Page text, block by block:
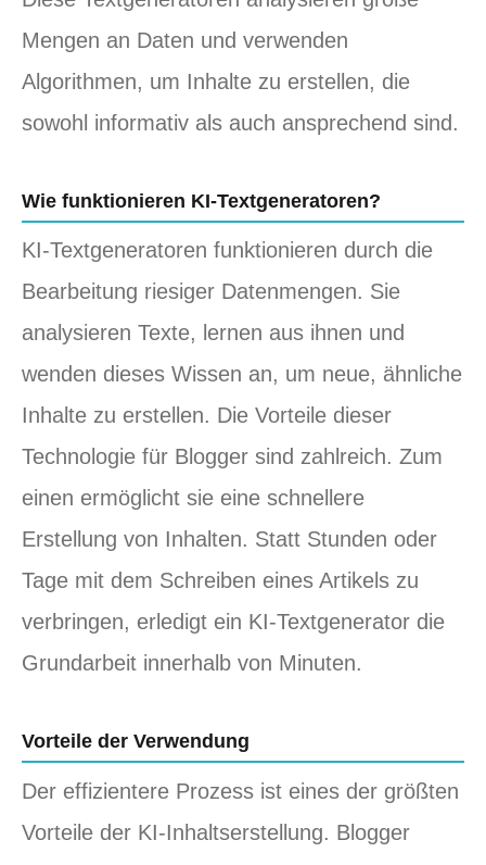
Mengen an Daten und verwenden
Algorithmen, um Inhalte zu erstellen, die
sowohl informativ als auch ansprechend sind.
Wie funktionieren KI-Textgeneratoren?
KI-Textgeneratoren funktionieren durch die
Bearbeitung riesiger Datenmengen. Sie
analysieren Texte, lernen aus ihnen und
wenden dieses Wissen an, um neue, ähnliche
Inhalte zu erstellen. Die Vorteile dieser
Technologie für Blogger sind zahlreich. Zum
einen ermöglicht sie eine schnellere
Erstellung von Inhalten. Statt Stunden oder
Tage mit dem Schreiben eines Artikels zu
verbringen, erledigt ein KI-Textgenerator die
Grundarbeit innerhalb von Minuten.
Vorteile der Verwendung
Der effizientere Prozess ist eines der größten
Vorteile der KI-Inhaltserstellung. Blogger